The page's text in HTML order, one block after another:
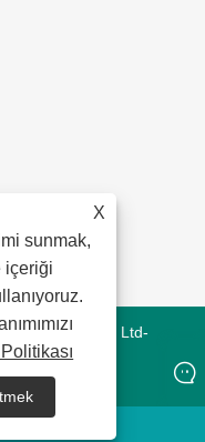
X
sunmak,
içeriği
Dongguan Co., Ltd-
Chip Lan